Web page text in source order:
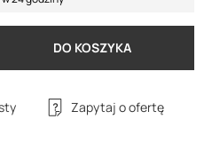
DO KOSZYKA
Zapytaj o ofertę